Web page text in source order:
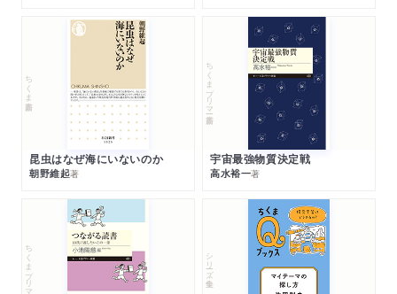
ちくま新書
昆虫はなぜ海にいないのか
朝野維起著
ちくまプリマー新書
宇宙最強物質決定戦
高水裕一著
ちくまプリマー新書 シリーズ・全集